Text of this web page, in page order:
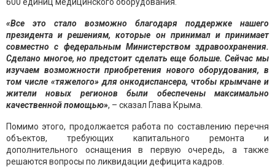
«Все это стало возможно благодаря поддержке нашего
президента и решениям, которые он принимал и принимает
совместно с федеральным Министерством здравоохранения.
Сделано многое, но предстоит сделать еще больше. Сейчас мы
изучаем возможности приобретения нового оборудования, в
том числе «тяжелого» для онкодиспансера, чтобы крымчане и
жители новых регионов были обеспечены максимально
качественной помощью», – сказал Глава Крыма.
Помимо этого, продолжается работа по составлению перечня
объектов, требующих капитального ремонта и
дополнительного оснащения в первую очередь, а также
решаются вопросы по ликвидации дефицита кадров.